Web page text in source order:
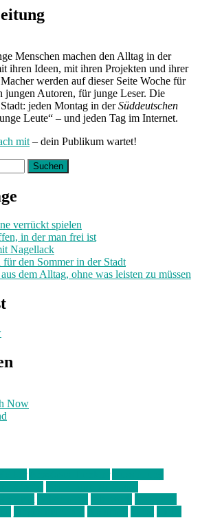
Menschen machen den Alltag in der
ihren Ideen, mit ihren Projekten und ihrer
werden auf dieser Seite Woche für
jungen Autoren, für junge Leser. Die
jeden Montag in derSüddeutschen
Leute“ – und jeden Tag im Internet.
mit – dein Publikum wartet!
verrückt spielen
in der man frei ist
Nagellack
den Sommer in der Stadt
dem Alltag, ohne was leisten zu müssen
Now